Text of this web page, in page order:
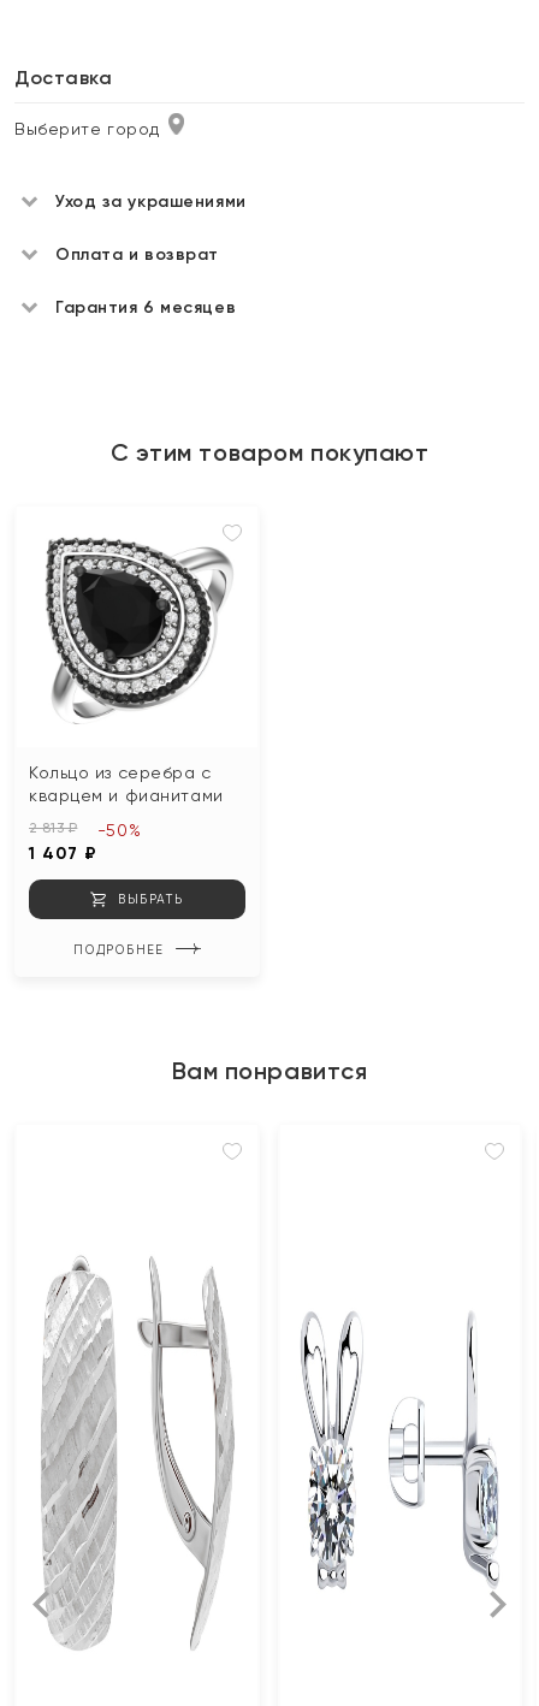
Доставка
Выберите город
Уход за украшениями
Оплата и возврат
Гарантия 6 месяцев
С этим товаром покупают
Кольцо из серебра с
кварцем и фианитами
2 813 ₽
1 407 ₽
-50%
ВЫБРАТЬ
ПОДРОБНЕЕ
Вам понравится